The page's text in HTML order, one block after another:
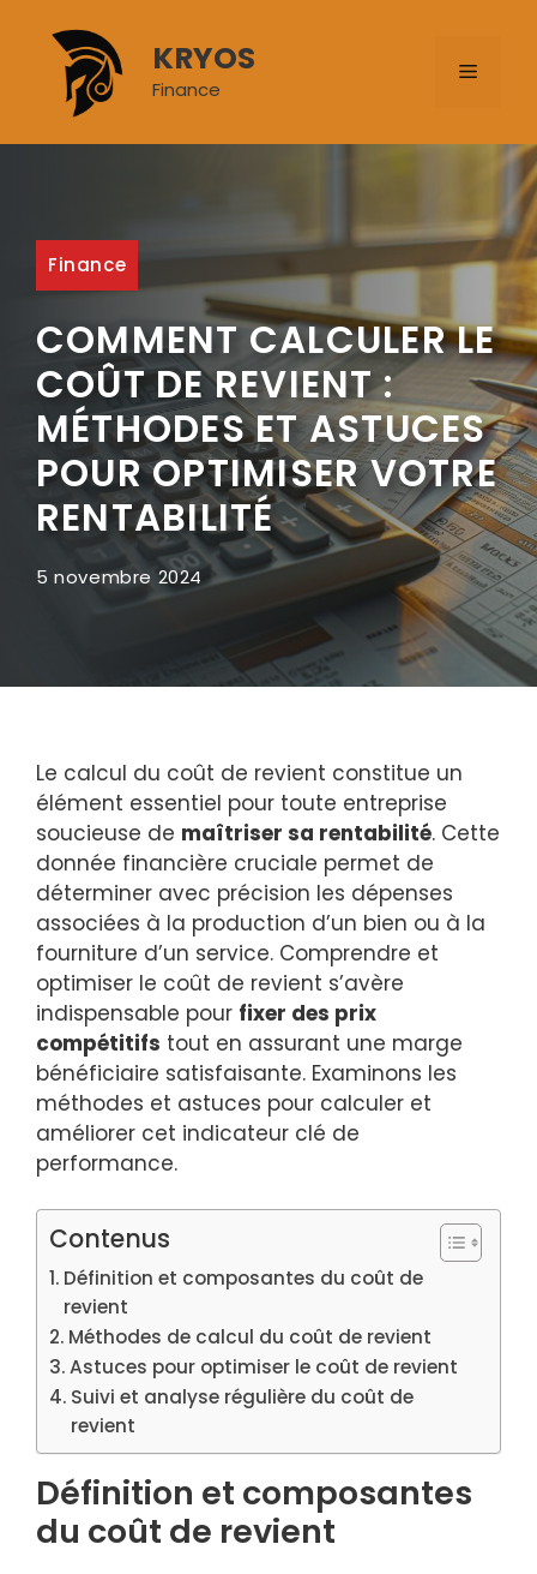
contenu
KRYOS
Finance
MENU
Finance
COMMENT CALCULER LE
COÛT DE REVIENT :
MÉTHODES ET ASTUCES
POUR OPTIMISER VOTRE
RENTABILITÉ
5 novembre 2024
Le calcul du coût de revient constitue un
élément essentiel pour toute entreprise
soucieuse de maîtriser sa rentabilité. Cette
donnée financière cruciale permet de
déterminer avec précision les dépenses
associées à la production d’un bien ou à la
fourniture d’un service. Comprendre et
optimiser le coût de revient s’avère
indispensable pour fixer des prix
compétitifs tout en assurant une marge
bénéficiaire satisfaisante. Examinons les
méthodes et astuces pour calculer et
améliorer cet indicateur clé de
performance.
Contenus
Définition et composantes du coût de
revient
Méthodes de calcul du coût de revient
Astuces pour optimiser le coût de revient
Suivi et analyse régulière du coût de
revient
Définition et composantes
du coût de revient